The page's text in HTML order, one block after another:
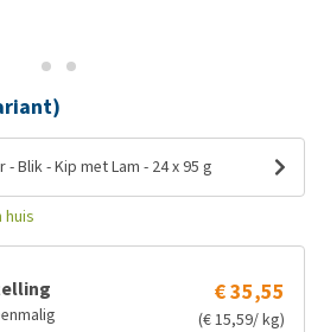
Blik - Kip met Lam - 24 x 95 g
huis
€ 35,55
(€ 15,59/ kg)